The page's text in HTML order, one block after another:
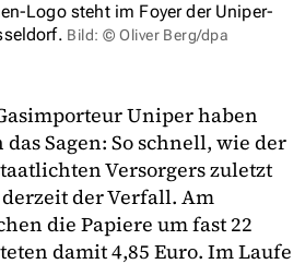
Logo steht im Foyer der Uniper-
Bild: © Oliver Berg/dpa
Uniper haben
Sagen: So schnell, wie der
Versorgers zuletzt
der Verfall. Am
die Papiere um fast 22
damit 4,85 Euro. Im Laufe